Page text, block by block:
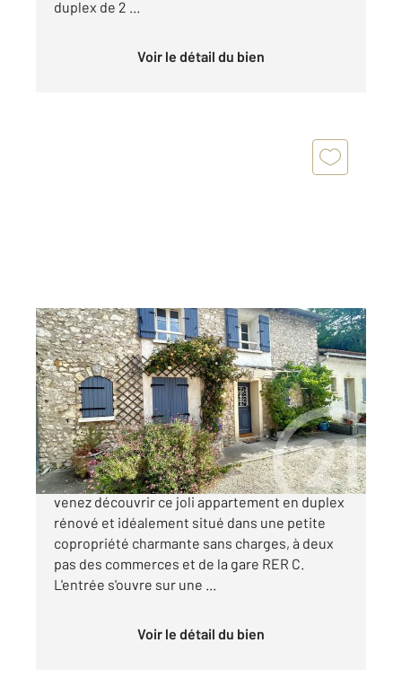
duplex de 2 ...
Voir le détail du bien
ETAMPES 91
65,89 m2, 2 pièces
Ref : 16981
Appartement F2 à vendre
165 000 €
A vendre : Etampes, quartier Saint-Pierre,
venez découvrir ce joli appartement en duplex
rénové et idéalement situé dans une petite
copropriété charmante sans charges, à deux
pas des commerces et de la gare RER C.
L'entrée s'ouvre sur une ...
Voir le détail du bien